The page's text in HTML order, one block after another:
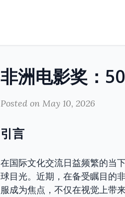
Posted on May 10, 2026
引言
在国际文化交流日益频繁的当
球目光。近期，在备受瞩目的
服成为焦点，不仅在视觉上带